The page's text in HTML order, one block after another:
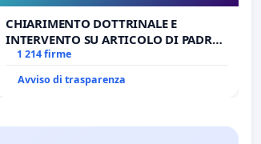
CHIARIMENTO DOTTRINALE E
INTERVENTO SU ARTICOLO DI PADRE
ANTONIO SPADARO
1 214 firme
Avviso di trasparenza